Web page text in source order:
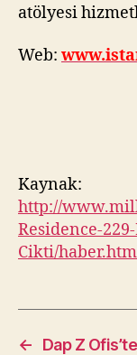
atölyesi
Web:
Kaynak:
http://
Residence-
Cikti/
←
Dap Z